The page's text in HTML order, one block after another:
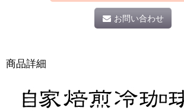
お問い合わせ
商品詳細